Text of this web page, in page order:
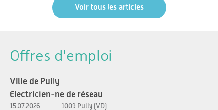
Voir tous les articles
Offres d'emploi
Ville de Pully
Electricien-ne de réseau
15.07.2026 1009 Pully (VD)